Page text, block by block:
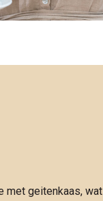
met geitenkaas, wat